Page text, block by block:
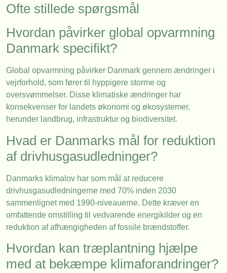
Ofte stillede spørgsmål
Hvordan påvirker global opvarmning
Danmark specifikt?
Global opvarmning påvirker Danmark gennem ændringer i
vejrforhold, som fører til hyppigere storme og
oversvømmelser. Disse klimatiske ændringer har
konsekvenser for landets økonomi og økosystemer,
herunder landbrug, infrastruktur og biodiversitet.
Hvad er Danmarks mål for reduktion
af drivhusgasudledninger?
Danmarks klimalov har som mål at reducere
drivhusgasudledningerne med 70% inden 2030
sammenlignet med 1990-niveauerne. Dette kræver en
omfattende omstilling til vedvarende energikilder og en
reduktion af afhængigheden af fossile brændstoffer.
Hvordan kan træplantning hjælpe
med at bekæmpe klimaforandringer?